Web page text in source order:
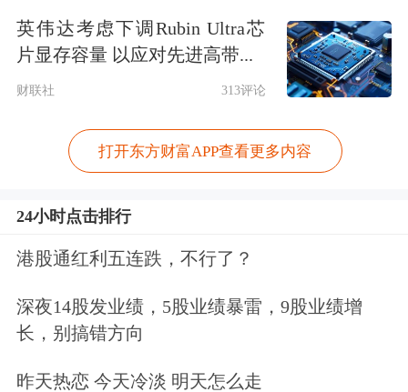
14579手，其中国泰君安(代客)、华泰期
货(代客)、中财期货(代客)增仓明显，
就空头而言，今日前20席较前一日增仓
三席位分别增仓5250手，2764手和2091
英伟达考虑下调Rubin Ultra芯
片显存容量 以应对先进高带...
财联社 313评论
打开东方财富APP查看更多内容
24小时点击排行
港股通红利五连跌，不行了？
深夜14股发业绩，5股业绩暴雷，9股业绩增
长，别搞错方向
昨天热恋 今天冷淡 明天怎么走